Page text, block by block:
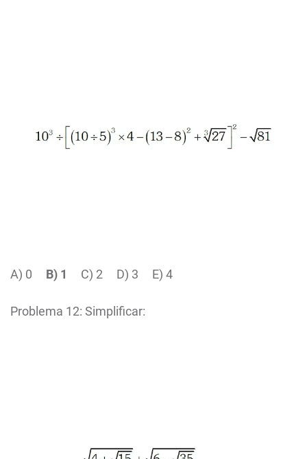
A) 0 B) 1 C) 2 D) 3 E) 4
Problema 12: Simplificar: